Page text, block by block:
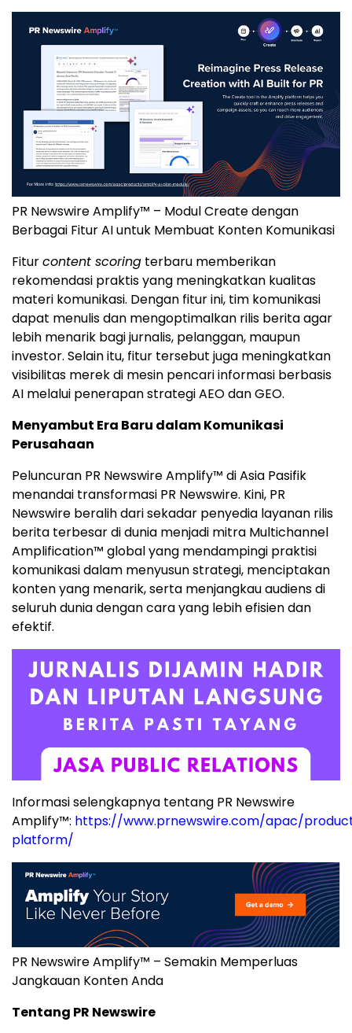
PR Newswire Amplify™ – Modul Create dengan
Berbagai Fitur AI untuk Membuat Konten Komunikasi
Fiturcontent scoring terbaru memberikan
rekomendasi praktis yang meningkatkan kualitas
materi komunikasi. Dengan fitur ini, tim komunikasi
dapat menulis dan mengoptimalkan rilis berita agar
lebih menarik bagi jurnalis, pelanggan, maupun
investor. Selain itu, fitur tersebut juga meningkatkan
visibilitas merek di mesin pencari informasi berbasis
AI melalui penerapan strategi AEO dan GEO.
Menyambut Era Baru dalam Komunikasi
Perusahaan
Peluncuran PR Newswire Amplify™ di Asia Pasifik
menandai transformasi PR Newswire. Kini, PR
Newswire beralih dari sekadar penyedia layanan rilis
berita terbesar di dunia menjadi mitra Multichannel
Amplification™ global yang mendampingi praktisi
komunikasi dalam menyusun strategi, menciptakan
konten yang menarik, serta menjangkau audiens di
seluruh dunia dengan cara yang lebih efisien dan
efektif.
Informasi selengkapnya tentang PR Newswire
Amplify™: https://www.prnewswire.com/apac/
platform/
PR Newswire Amplify™ – Semakin Memperluas
Jangkauan Konten Anda
Tentang PR Newswire